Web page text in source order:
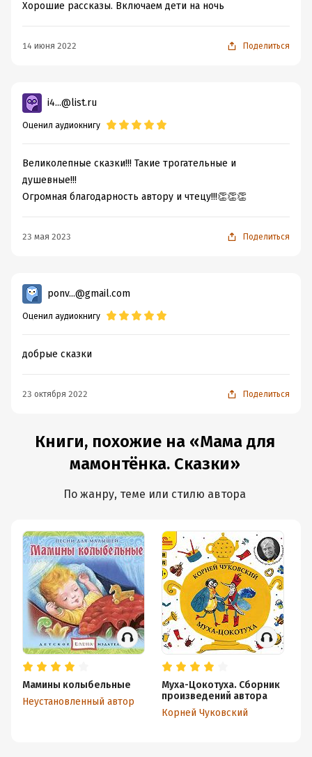
Хорошие рассказы. Включаем дети на ночь
14 июня 2022 Поделиться
i4...@list.ru
Оценил аудиокнигу
Великолепные сказки!!! Такие трогательные и
душевные!!!
Огромная благодарность автору и чтецу!!!👏👏👏
23 мая 2023 Поделиться
ponv...@gmail.com
Оценил аудиокнигу
добрые сказки
23 октября 2022 Поделиться
Книги, похожие на «Мама для
мамонтёнка. Сказки»
По жанру, теме или стилю автора
Мамины колыбельные
Неустановленный автор
Муха-Цокотуха. Сборник
произведений автора
Корней Чуковский